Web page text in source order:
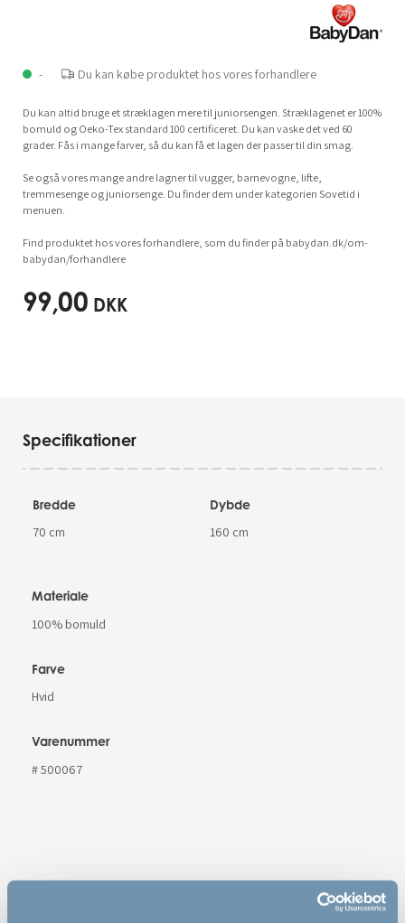
- Du kan købe produktet hos vores forhandlere
Du kan altid bruge et stræklagen mere til juniorsengen. Stræklagenet er 100%
bomuld og Oeko-Tex standard 100 certificeret. Du kan vaske det ved 60
grader. Fås i mange farver, så du kan få et lagen der passer til din smag.
Se også vores mange andre lagner til vugger, barnevogne, lifte,
tremmesenge og juniorsenge. Du finder dem under kategorien Sovetid i
menuen.
Find produktet hos vores forhandlere, som du finder på babydan.dk/om-
babydan/forhandlere
99,00 DKK
Specifikationer
Bredde
70 cm
Dybde
160 cm
Materiale
100% bomuld
Farve
Hvid
Varenummer
# 500067